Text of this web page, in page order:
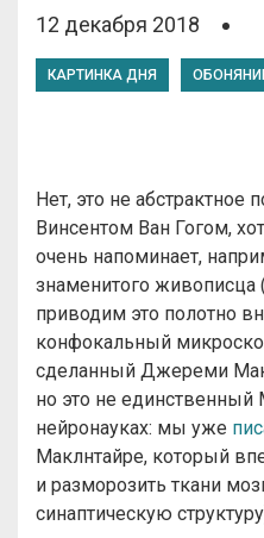
12 декабря 2018
КАРТИНКА ДНЯ
Нет, это не абстрактное
Винсентом Ван Гогом,
очень напоминает,
знаменитого
приводим это полотно
конфокальный
сделанный Джереми
но это не
нейронауках: мы уже
Маклнтайре, который
и разморозить ткани
синаптическую